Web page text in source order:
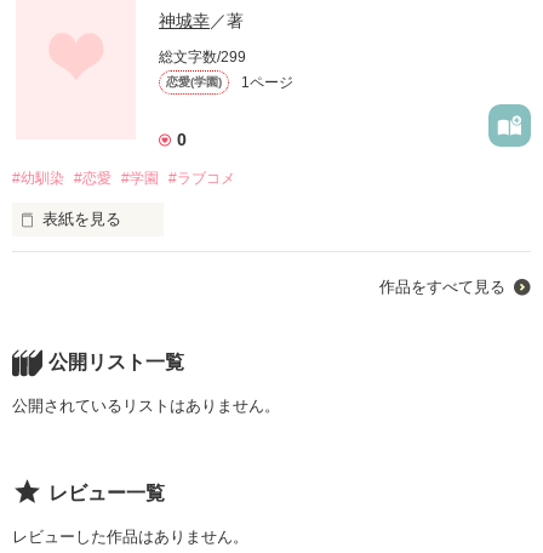
神城幸／著
総文字数/299
恋愛(学園) 1ページ
0
#幼馴染 #恋愛 #学園 #ラブコメ
表紙を見る
作品をすべて見る
公開リスト一覧
公開されているリストはありません。
レビュー一覧
レビューした作品はありません。